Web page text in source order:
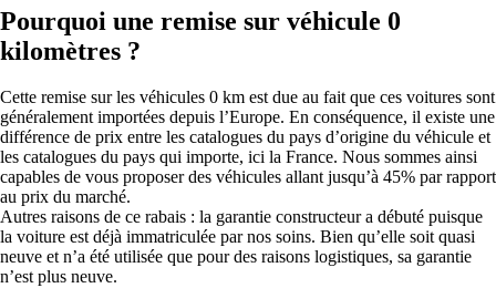
Pourquoi une remise sur véhicule 0
kilomètres ?
Cette remise sur les véhicules 0 km est due au fait que ces voitures sont
généralement importées depuis l’Europe. En conséquence, il existe une
différence de prix entre les catalogues du pays d’origine du véhicule et
les catalogues du pays qui importe, ici la France. Nous sommes ainsi
capables de vous proposer des véhicules allant jusqu’à 45% par rapport
au prix du marché.
Autres raisons de ce rabais : la garantie constructeur a débuté puisque
la voiture est déjà immatriculée par nos soins. Bien qu’elle soit quasi
neuve et n’a été utilisée que pour des raisons logistiques, sa garantie
n’est plus neuve.